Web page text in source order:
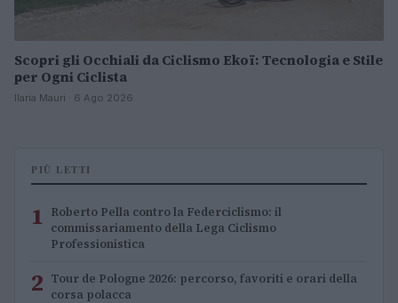
Scopri gli Occhiali da Ciclismo Ekoï: Tecnologia e Stile
per Ogni Ciclista
Ilaria Mauri · 6 Ago 2026
PIÙ LETTI
1 Roberto Pella contro la Federciclismo: il
commissariamento della Lega Ciclismo
Professionistica
2 Tour de Pologne 2026: percorso, favoriti e orari della
corsa polacca